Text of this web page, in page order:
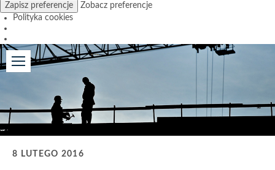
Zapisz preferencje
Zobacz preferencje
Polityka cookies
8 LUTEGO 2016